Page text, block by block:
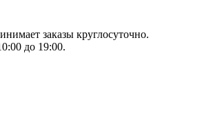
заказы круглосуточно.
до 19:00.